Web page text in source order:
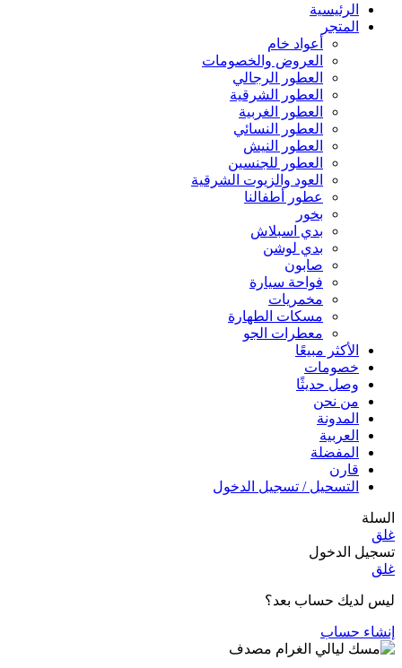
الرئيسية
المتجر
أعواد خام
العروض والخصومات
العطور الرجالي
العطور الشرقية
العطور الغربية
العطور النسائي
العطور النيش
العطور للجنسين
العود والزيوت الشرقية
عطور أطفالنا
بخور
بدي اسبلاش
بدي لوشن
صابون
فواحة سيارة
مخمريات
مسكات الطهارة
معطرات الجو
الأكثر مبيعًا
خصومات
وصل حديثًا
من نحن
المدونة
العربية
المفضلة
قارن
التسحيل / تسجيل الدخول
السلة
غلق
تسجيل الدخول
غلق
ليس لديك حساب بعد؟
إنشاء حساب